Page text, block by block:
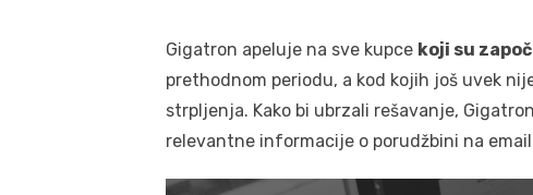
Gigatron apeluje na sve kupce koji su
prethodnom periodu, a kod kojih još uvek
strpljenja. Kako bi ubrzali rešavanje,
relevantne informacije o porudžbini na